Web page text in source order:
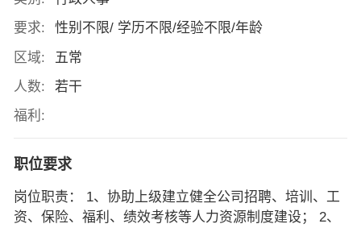
要求:
性别不限/ 学历不限/经验不限/年龄
区域:
五常
人数:
若干
福利:
职位要求
岗位职责： 1、协助上级建立健全公司招聘、培训、工
资、保险、福利、绩效考核等人力资源制度建设； 2、